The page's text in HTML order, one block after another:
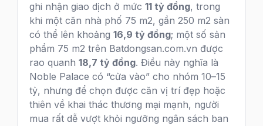
ghi nhận giao dịch ở mức 11 tỷ đồng, trong
khi một căn nhà phố 75 m2, gần 250 m2 sàn
có thể lên khoảng 16,9 tỷ đồng; một số sản
phẩm 75 m2 trên Batdongsan.com.vn được
rao quanh 18,7 tỷ đồng. Điều này nghĩa là
Noble Palace có “cửa vào” cho nhóm 10–15
tỷ, nhưng để chọn được căn vị trí đẹp hoặc
thiên về khai thác thương mại mạnh, người
mua rất dễ vượt khỏi ngưỡng ngân sách ban